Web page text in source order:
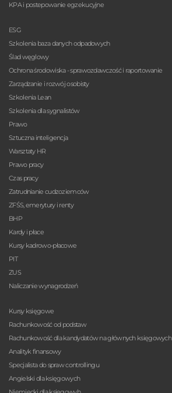
KPA i postepowanie egzekucyjne
ESG
Szkolenia baza danych odpadowych
Ślad węglowy
Ochrona środowiska - sprawozdawczość i raportowanie
Zarządzanie i rozwój osobisty
Szkolenia Lean
Szkolenia dla sygnalistów
Prawo
Sztuczna inteligencja
Warsztaty HR
Prawo pracy
Czas pracy
Zatrudnianie cudzoziemców
ZFŚS, emerytury i renty
BHP
Kardy i płace
Kursy kadrowo-płacowe
PIT
ZUS
Naliczanie wynagrodzeń
Kursy księgowe
Rachunkowość od podstaw
Rachunkowość dla kandydatów na głównych księgowych
Analityk finansowy
Specjalista do spraw controllingu
Angielski dla księgowych